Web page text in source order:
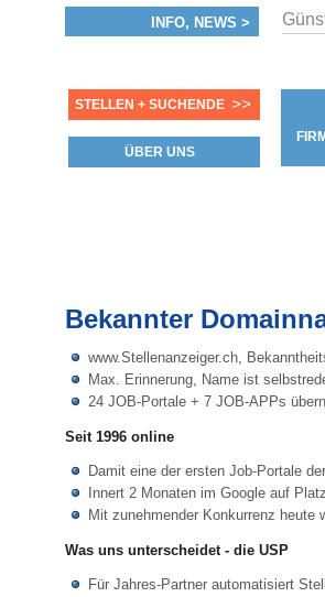
INFO, NEWS >
STELLEN + SUCHENDE >>
ÜBER UNS
Bekannter
www.Stellenanzeiger.ch,
Max. Erinnerung, Name ist
24 JOB-Portale + 7 JOB-APPs
Seit 1996 online
Damit eine der ersten Job-Portale
Innert 2 Monaten im Google auf
Mit zunehmender Konkurrenz heute
Was uns unterscheidet - die USP
Für Jahres-Partner automatisiert